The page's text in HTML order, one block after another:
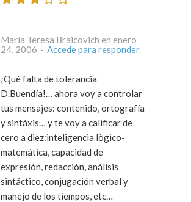
María Teresa Braicovich en enero
24, 2006 · Accede para responder
¡Qué falta de tolerancia
D.Buendía!… ahora voy a controlar
tus mensajes: contenido, ortografía
y sintáxis… y te voy a calificar de
cero a diez:inteligencia lògico-
matemática, capacidad de
expresión, redacción, análisis
sintáctico, conjugación verbal y
manejo de los tiempos, etc…